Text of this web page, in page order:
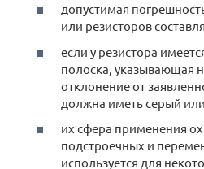
допустимая
или резисторов
если у резистора
полоска, указывающая
отклонение от
должна иметь серый
их сфера применения
подстроечных и
используется для